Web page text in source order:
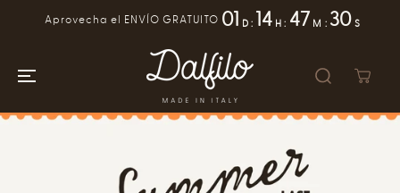
CONTENIDO
Aprovecha el ENVÍO GRATUITO 01 D : 14 H : 47 M : 29 S